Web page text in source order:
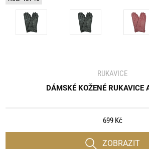
RUKAVICE
DÁMSKÉ KOŽENÉ RUKAVICE
699 Kč
ZOBRAZIT